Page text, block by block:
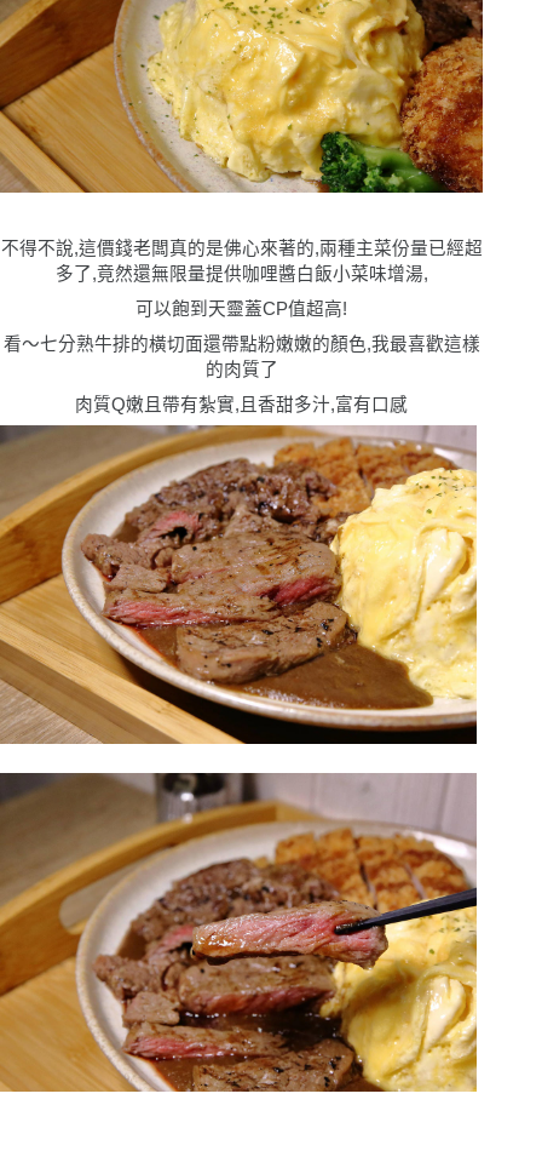
不得不說,這價錢老闆真的是佛心來著的,兩種主菜份量已經超
多了,竟然還無限量提供咖哩醬白飯小菜味增湯,
可以飽到天靈蓋CP值超高!
看〜七分熟牛排的橫切面還帶點粉嫩嫩的顏色,我最喜歡這樣
的肉質了
肉質Q嫩且帶有紮實,且香甜多汁,富有口感